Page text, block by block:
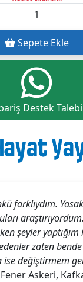
Sepete Ekle
Destek Talebi
farklıydım.
şeyler
zaten bende
değiştirmem
Askeri,